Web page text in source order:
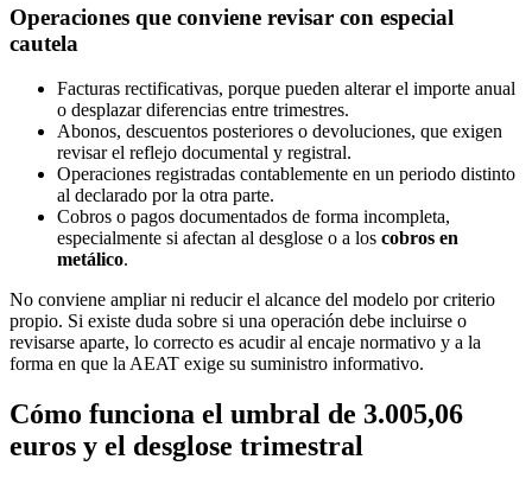
Operaciones que conviene revisar con especial
cautela
Facturas rectificativas, porque pueden alterar el importe anual
o desplazar diferencias entre trimestres.
Abonos, descuentos posteriores o devoluciones, que exigen
revisar el reflejo documental y registral.
Operaciones registradas contablemente en un periodo distinto
al declarado por la otra parte.
Cobros o pagos documentados de forma incompleta,
especialmente si afectan al desglose o a los cobros en
metálico.
No conviene ampliar ni reducir el alcance del modelo por criterio
propio. Si existe duda sobre si una operación debe incluirse o
revisarse aparte, lo correcto es acudir al encaje normativo y a la
forma en que la AEAT exige su suministro informativo.
Cómo funciona el umbral de 3.005,06
euros y el desglose trimestral